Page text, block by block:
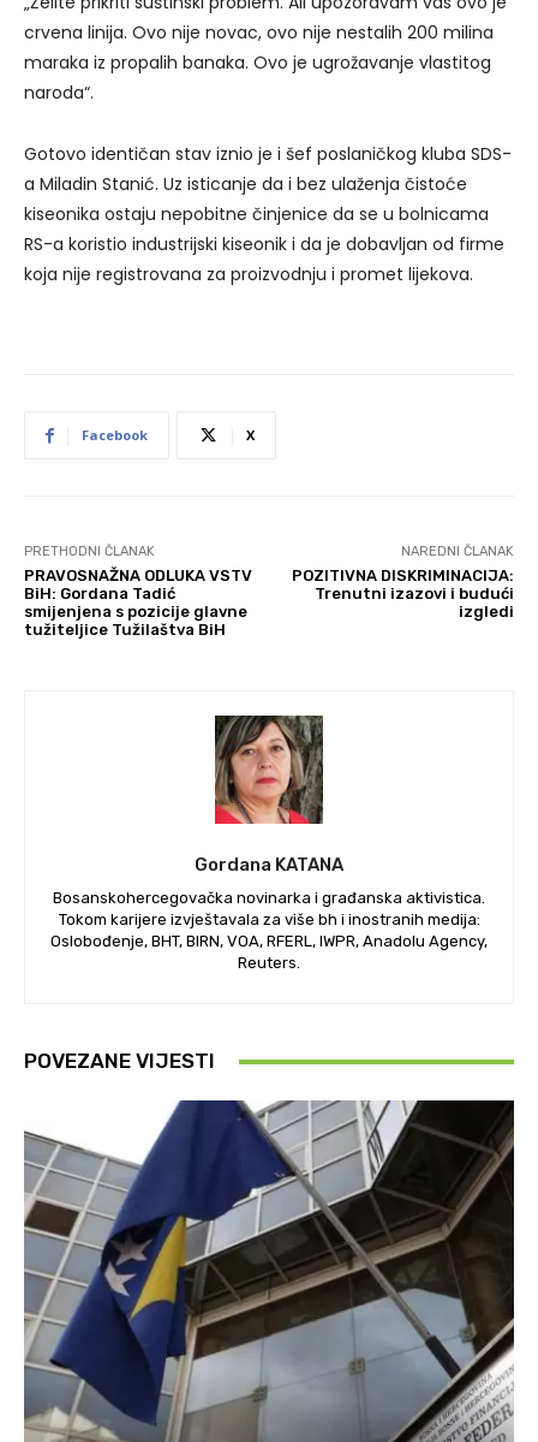
crvena linija. Ovo nije novac, ovo nije nestalih 200 milina
maraka iz propalih banaka. Ovo je ugrožavanje vlastitog
naroda“.
Gotovo identičan stav iznio je i šef poslaničkog kluba SDS-
a Miladin Stanić. Uz isticanje da i bez ulaženja čistoće
kiseonika ostaju nepobitne činjenice da se u bolnicama
RS-a koristio industrijski kiseonik i da je dobavljan od firme
koja nije registrovana za proizvodnju i promet lijekova.
Facebook X
PRETHODNI ČLANAK
PRAVOSNAŽNA ODLUKA VSTV
BiH: Gordana Tadić
smijenjena s pozicije glavne
tužiteljice Tužilaštva BiH
NAREDNI ČLANAK
POZITIVNA DISKRIMINACIJA:
Trenutni izazovi i budući
izgledi
Gordana KATANA
Bosanskohercegovačka novinarka i građanska aktivistica.
Tokom karijere izvještavala za više bh i inostranih medija:
Oslobođenje, BHT, BIRN, VOA, RFERL, IWPR, Anadolu Agency,
Reuters.
POVEZANE VIJESTI